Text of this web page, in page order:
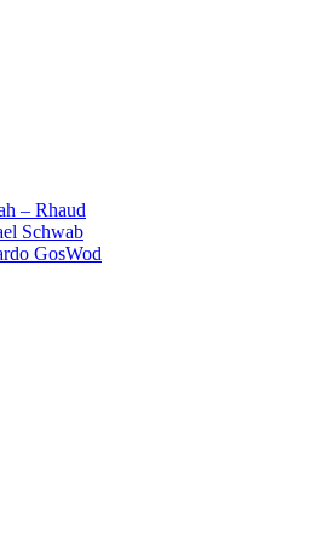
– Rhaud
Schwab
GosWod